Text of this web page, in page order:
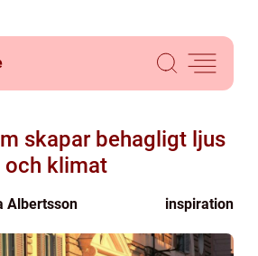
skapar behagligt ljus
och klimat
Albertsson inspiration